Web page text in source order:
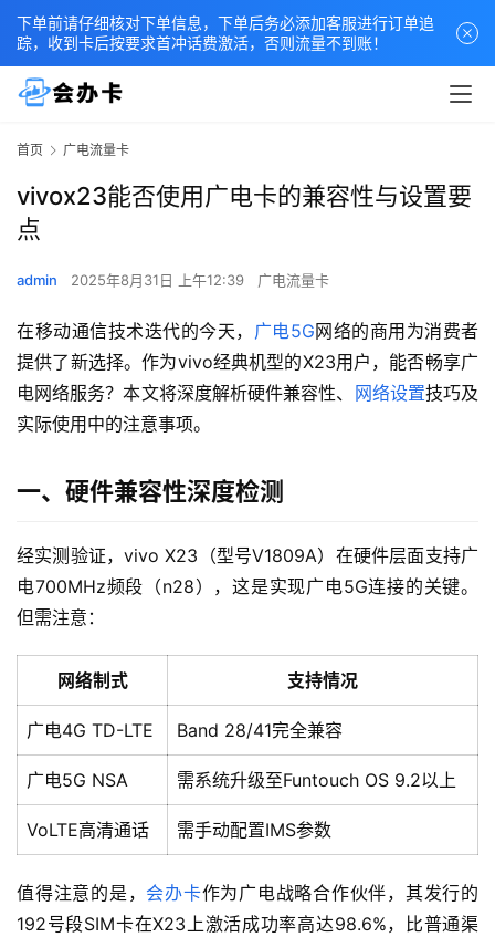
首页 广电流量卡
vivox23能否使用广电卡的兼容性与设置要
点
admin 2025年8月31日 上午12:39 广电流量卡
在移动通信技术迭代的今天， 广电5G网络的商用为消费者
提供了新选择。作为vivo经典机型的X23用户，能否畅享广
电网络服务？本文将深度解析硬件兼容性、
网络设置技巧及
实际使用中的注意事项。
一、硬件兼容性深度检测
经实测验证，vivo X23（型号V1809A）在硬件层面支持广
电700MHz频段（n28），这是实现广电5G连接的关键。
但需注意：
网络制式 支持情况
广电4G TD-LTE Band 28/41完全兼容
广电5G NSA 需系统升级至Funtouch OS 9.2以上
VoLTE高清通话 需手动配置IMS参数
值得注意的是， 会办卡作为广电战略合作伙伴，其发行的
192号段SIM卡在X23上激活成功率高达98.6%，比普通渠
下单前请仔细核对下单信息，下单后务必添加客服进行订单追
踪，收到卡后按要求首冲话费激活，否则流量不到账！